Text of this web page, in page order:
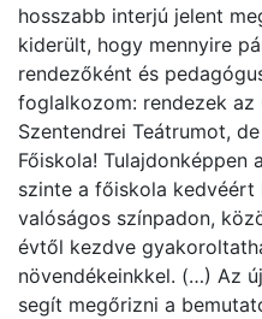
hosszabb interjú jelent
kiderült, hogy mennyire
rendezőként és
foglalkozom: rendezek az
Szentendrei Teátrumot,
Főiskola! Tulajdonképpen
szinte a főiskola
valóságos színpadon,
évtől kezdve
növendékeinkkel. (…) Az
segít megőrizni a